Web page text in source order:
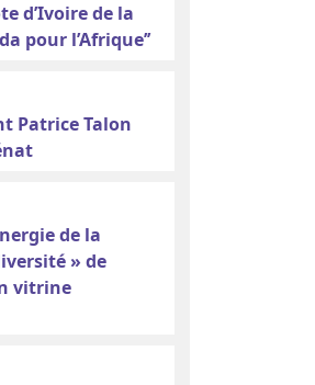
d’Ivoire de la
pour l’Afrique’’
Patrice Talon
de la
» de
vitrine